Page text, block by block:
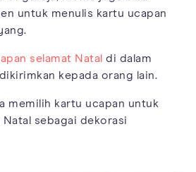
untuk menulis kartu ucapan
selamat Natal di dalam
kepada orang lain.
memilih kartu ucapan untuk
sebagai dekorasi